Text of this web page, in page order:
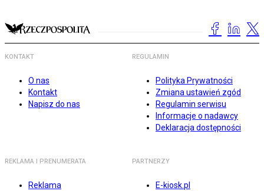
KONTAKT
O nas
Kontakt
Napisz do nas
REGULAMIN
Polityka Prywatności
Zmiana ustawień zgód
Regulamin serwisu
Informacje o nadawcy
Deklaracja dostępności
REKLAMA I PRENUMERATA
Reklama
PARTNERZY
E-kiosk.pl